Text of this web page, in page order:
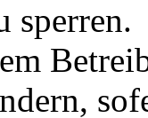
sperren.